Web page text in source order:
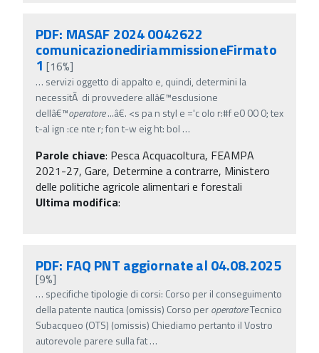
PDF: MASAF 2024 0042622
comunicazionediriammissioneFirmato
1[16%]
… servizi oggetto di appalto e, quindi, determini la
necessitÃ di provvedere allâ€™esclusione
dellâ€™operatore...â€. <s pa n styl e ='c olo r:#f e0 00 0; tex
t-al ign :ce nte r; fon t-w eig ht: bol …
Parole chiave: Pesca Acquacoltura, FEAMPA
2021-27, Gare, Determine a contrarre, Ministero
delle politiche agricole alimentari e forestali
Ultima modifica:
PDF: FAQ PNT aggiornate al 04.08.2025
[9%]
… specifiche tipologie di corsi: Corso per il conseguimento
della patente nautica (omissis) Corso peroperatoreTecnico
Subacqueo (OTS) (omissis) Chiediamo pertanto il Vostro
autorevole parere sulla fat…